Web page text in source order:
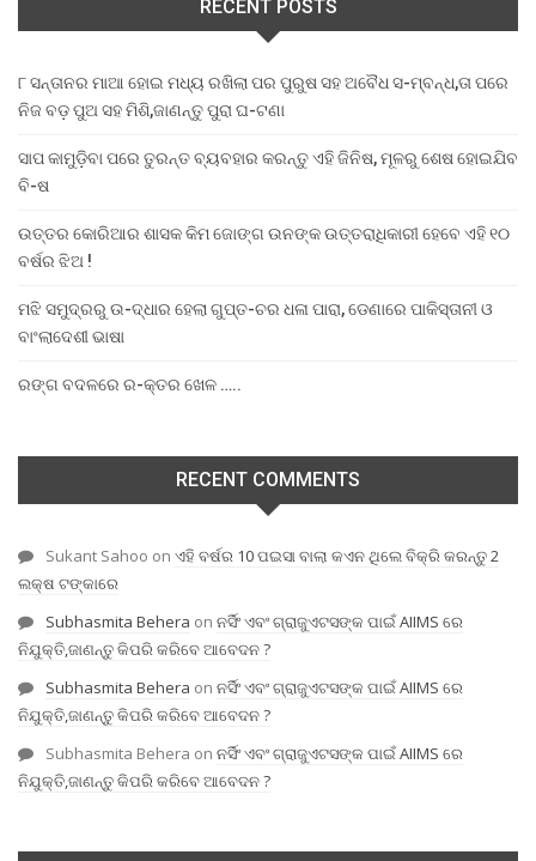
RECENT POSTS
୮ ସନ୍ତାନର ମାଆ ହୋଇ ମଧ୍ୟ ରଖିଲା ପର ପୁରୁଷ ସହ ଅବୈଧ ସ-ମ୍ବନ୍ଧ,ତା ପରେ
ନିଜ ବଡ଼ ପୁଅ ସହ ମିଶି,ଜାଣନ୍ତୁ ପୁରା ଘ-ଟଣା
ସାପ କାମୁଡ଼ିବା ପରେ ତୁରନ୍ତ ବ୍ୟବହାର କରନ୍ତୁ ଏହି ଜିନିଷ, ମୂଳରୁ ଶେଷ ହୋଇଯିବ
ବି-ଷ
ଉତ୍ତର କୋରିଆର ଶାସକ କିମ ଜୋଙ୍ଗ ଉନଙ୍କ ଉତ୍ତରାଧିକାରୀ ହେବେ ଏହି ୧୦
ବର୍ଷର ଝିଅ !
ମଝି ସମୁଦ୍ରରୁ ଉ-ଦ୍ଧାର ହେଲା ଗୁପ୍ତ-ଚର ଧଳା ପାରା, ଡେଣାରେ ପାକିସ୍ତାନୀ ଓ
ବାଂଲାଦେଶୀ ଭାଷା
ରଙ୍ଗ ବଦଳରେ ର-କ୍ତର ଖେଳ …..
RECENT COMMENTS
Sukant Sahoo on ଏହି ବର୍ଷର 10 ପଇସା ବାଲା କଏନ ଥିଲେ ବିକ୍ରି କରନ୍ତୁ 2
ଲକ୍ଷ ଟଙ୍କାରେ
Subhasmita Behera on ନର୍ସିଂ ଏବଂ ଗ୍ରାଜୁଏଟସଙ୍କ ପାଇଁ AIIMS ରେ
ନିଯୁକ୍ତି,ଜାଣନ୍ତୁ କିପରି କରିବେ ଆବେଦନ ?
Subhasmita Behera on ନର୍ସିଂ ଏବଂ ଗ୍ରାଜୁଏଟସଙ୍କ ପାଇଁ AIIMS ରେ
ନିଯୁକ୍ତି,ଜାଣନ୍ତୁ କିପରି କରିବେ ଆବେଦନ ?
Subhasmita Behera on ନର୍ସିଂ ଏବଂ ଗ୍ରାଜୁଏଟସଙ୍କ ପାଇଁ AIIMS ରେ
ନିଯୁକ୍ତି,ଜାଣନ୍ତୁ କିପରି କରିବେ ଆବେଦନ ?